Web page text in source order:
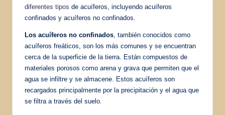
diferentes tipos de acuíferos, incluyendo acuíferos
confinados y acuíferos no confinados.
Los acuíferos no confinados , también conocidos como
acuíferos freáticos, son los más comunes y se encuentran
cerca de la superficie de la tierra. Están compuestos de
materiales porosos como arena y grava que permiten que el
agua se infiltre y se almacene. Estos acuíferos son
recargados principalmente por la precipitación y el agua que
se filtra a través del suelo.